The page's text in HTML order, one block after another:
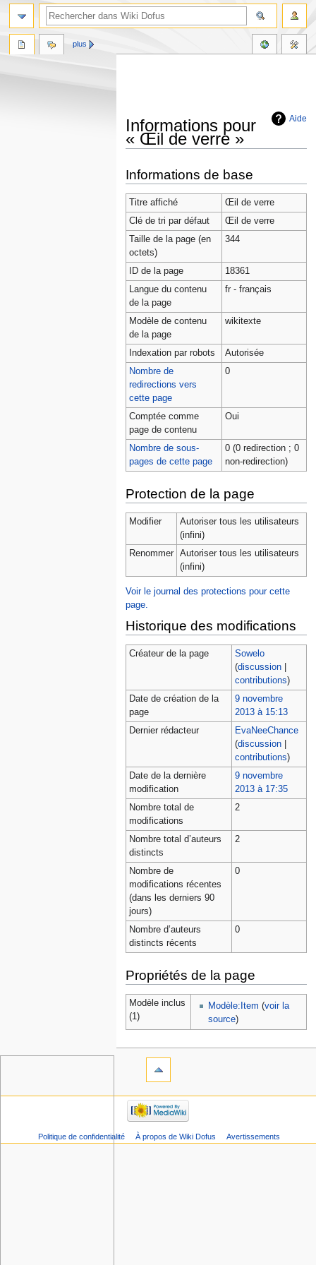
Aide
Informations pour
« Œil de verre »
à
la
navigation
à
la
recherche
Informations de base
Titre affiché
Œil de verre
Clé de tri par défaut
Œil de verre
Taille de la page (en
octets)
344
ID de la page
18361
Langue du contenu
de la page
fr - français
Modèle de contenu
de la page
wikitexte
Indexation par robots
Autorisée
Nombre de
redirections vers
cette page
0
Comptée comme
page de contenu
Oui
Nombre de sous-
pages de cette page
0 (0 redirection ; 0
non-redirection)
Protection de la page
Modifier
Autoriser tous les utilisateurs
(infini)
Renommer
Autoriser tous les utilisateurs
(infini)
Voir le journal des protections pour cette
page.
Historique des modifications
Créateur de la page
Sowelo
(discussion|
contributions)
Date de création de la
page
9 novembre
2013 à 15:13
Dernier rédacteur
EvaNeeChance
(discussion|
contributions)
Date de la dernière
modification
9 novembre
2013 à 17:35
Nombre total de
modifications
2
Nombre total d’auteurs
distincts
2
Nombre de
modifications récentes
(dans les derniers 90
jours)
0
Nombre d’auteurs
distincts récents
0
Propriétés de la page
Modèle inclus
(1)
Modèle:Item (voir la
source)
plus
Politique de confidentialité À propos de Wiki Dofus Avertissements